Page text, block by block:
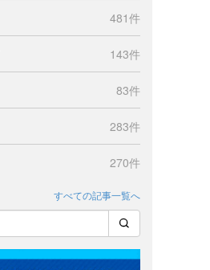
481件
143件
83件
283件
270件
すべての記事一覧へ